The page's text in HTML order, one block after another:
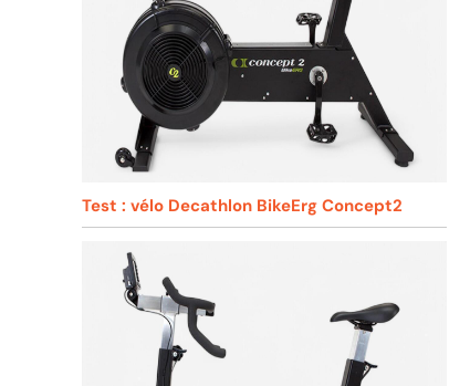
Test : vélo Decathlon BikeErg Concept2